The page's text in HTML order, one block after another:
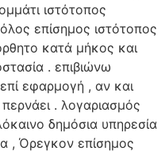
ιστότοπος
επίσημος ιστότοπος
κατά μήκος και
. επιβιώνω
εφαρμογή , αν και
. λογαριασμός
δημόσια υπηρεσία
, Όρεγκον επίσημος